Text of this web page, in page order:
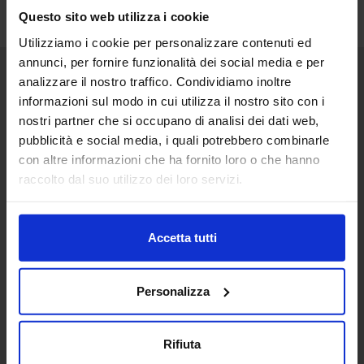
Questo sito web utilizza i cookie
Utilizziamo i cookie per personalizzare contenuti ed
annunci, per fornire funzionalità dei social media e per
analizzare il nostro traffico. Condividiamo inoltre
informazioni sul modo in cui utilizza il nostro sito con i
nostri partner che si occupano di analisi dei dati web,
pubblicità e social media, i quali potrebbero combinarle
con altre informazioni che ha fornito loro o che hanno
raccolto dal suo utilizzo dei loro servizi.
Accetta tutti
Personalizza
Rifiuta
Senaf srl
Via Eritrea 21/A
20157 | Milano | Italia
+ 39 02.332039460
In collaborazione con